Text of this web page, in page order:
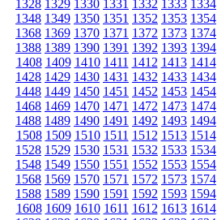
1328 1329 1330 1331 1332 1333 1334
1348 1349 1350 1351 1352 1353 1354
1368 1369 1370 1371 1372 1373 1374
1388 1389 1390 1391 1392 1393 1394
1408 1409 1410 1411 1412 1413 1414
1428 1429 1430 1431 1432 1433 1434
1448 1449 1450 1451 1452 1453 1454
1468 1469 1470 1471 1472 1473 1474
1488 1489 1490 1491 1492 1493 1494
1508 1509 1510 1511 1512 1513 1514
1528 1529 1530 1531 1532 1533 1534
1548 1549 1550 1551 1552 1553 1554
1568 1569 1570 1571 1572 1573 1574
1588 1589 1590 1591 1592 1593 1594
1608 1609 1610 1611 1612 1613 1614